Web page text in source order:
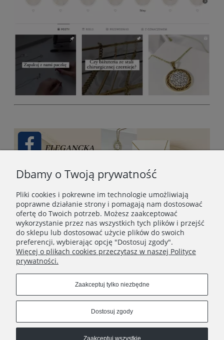
Dbamy o Twoją prywatność
Pliki cookies i pokrewne im technologie umożliwiają
poprawne działanie strony i pomagają nam dostosować
ofertę do Twoich potrzeb. Możesz zaakceptować
wykorzystanie przez nas wszystkich tych plików i przejść
do sklepu lub dostosować użycie plików do swoich
preferencji, wybierając opcję "Dostosuj zgody".
Więcej o plikach cookies przeczytasz w naszej Polityce
prywatności.
Zaakceptuj tylko niezbędne
Dostosuj zgody
Zaakceptuj wszystkie